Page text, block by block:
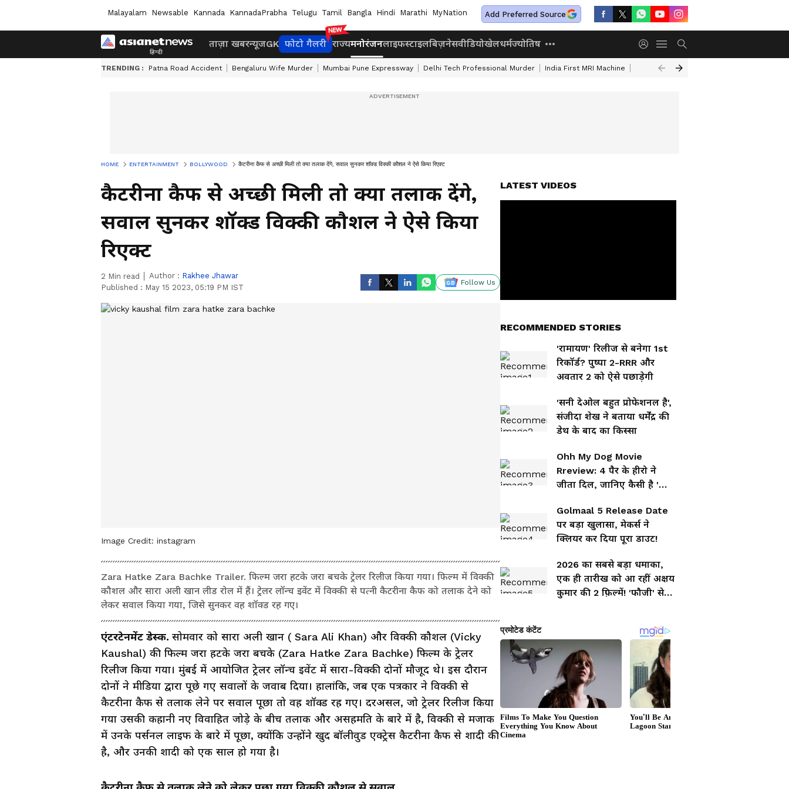
Malayalam Newsable Kannada KannadaPrabha Telugu Tamil Bangla Hindi Marathi MyNation Add Preferred Source
ताज़ा खबरन्यूजGK फोटो गैलरी राज्यमनोरंजनलाइफस्टाइलबिज़नेसवीडियोखेलधर्मज्योतिष
TRENDING : Patna Road Accident Bengaluru Wife Murder Mumbai Pune Expressway Delhi Tech Professional Murder India First MRI Machine Independence Day Speech In Hindi
HOME ENTERTAINMENT BOLLYWOOD कैटरीना कैफ से अच्छी मिली तो क्या तलाक देंगे, सवाल सुनकर शॉक्ड विक्की कौशल ने ऐसे किया रिएक्ट
कैटरीना कैफ से अच्छी मिली तो क्या तलाक देंगे,
सवाल सुनकर शॉक्ड विक्की कौशल ने ऐसे किया
रिएक्ट
2 Min read Author : Rakhee Jhawar
Published : May 15 2023, 05:19 PM IST
Follow Us
Image Credit: instagram
Zara Hatke Zara Bachke Trailer. फिल्म जरा हटके जरा बचके ट्रेलर रिलीज किया गया। फिल्म में विक्की
कौशल और सारा अली खान लीड रोल में हैं। ट्रेलर लॉन्च इवेंट में विक्की से पत्नी कैटरीना कैफ को तलाक देने को
लेकर सवाल किया गया, जिसे सुनकर वह शॉक्ड रह गए।
एंटरटेनमेंट डेस्क. सोमवार को सारा अली खान ( Sara Ali Khan) और विक्की कौशल (Vicky
Kaushal) की फिल्म जरा हटके जरा बचके (Zara Hatke Zara Bachke) फिल्म के ट्रेलर
रिलीज किया गया। मुंबई में आयोजित ट्रेलर लॉन्च इवेंट में सारा-विक्की दोनों मौजूद थे। इस दौरान
दोनों ने मीडिया द्वारा पूछे गए सवालों के जवाब दिया। हालांकि, जब एक पत्रकार ने विक्की से
कैटरीना कैफ से तलाक लेने पर सवाल पूछा तो वह शॉक्ड रह गए। दरअसल, जो ट्रेलर रिलीज किया
गया उसकी कहानी नए विवाहित जोड़े के बीच तलाक और असहमति के बारे में है, विक्की से मजाक
में उनके पर्सनल लाइफ के बारे में पूछा, क्योंकि उन्होंने खुद बॉलीवुड एक्ट्रेस कैटरीना कैफ से शादी की
है, और उनकी शादी को एक साल हो गया है।
LATEST VIDEOS
RECOMMENDED STORIES
'रामायण' रिलीज से बनेगा 1st
रिकॉर्ड? पुष्पा 2-RRR और
अवतार 2 को ऐसे पछाड़ेगी
'सनी देओल बहुत प्रोफेशनल है',
संजीदा शेख ने बताया धर्मेंद्र की
डेथ के बाद का किस्सा
Ohh My Dog Movie
Rreview: 4 पैर के हीरो ने
जीता दिल, जानिए कैसी है 'ओह
Golmaal 5 Release Date
पर बड़ा खुलासा, मेकर्स ने
क्लियर कर दिया पूरा डाउट!
2026 का सबसे बड़ा धमाका,
एक ही तारीख को आ रहीं अक्षय
कुमार की 2 फ़िल्में! 'फौजी' से